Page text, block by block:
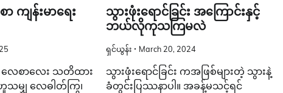
ကျန်းမာရေး
လေစာလေး သတိထား
သမျှ လေဓါတ်ကြွ၊
သွားဖုံးရောင်ခြင်း အကြောင်းနှင့်
ဘယ်လိုကုသကြမလဲ
ရှင်ယွန်း March 20, 2024
သွားဖုံးရောင်ခြင်း ကအဖြစ်များတဲ့ သွားနဲ့
ခံတွင်းပြဿနာပါ။ အခန့်မသင့်ရင်